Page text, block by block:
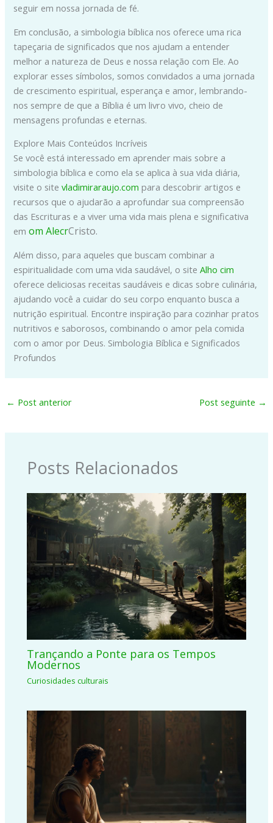
seguir em nossa jornada de fé.
Em conclusão, a simbologia bíblica nos oferece uma rica
tapeçaria de significados que nos ajudam a entender
melhor a natureza de Deus e nossa relação com Ele. Ao
explorar esses símbolos, somos convidados a uma jornada
de crescimento espiritual, esperança e amor, lembrando-
nos sempre de que a Bíblia é um livro vivo, cheio de
mensagens profundas e eternas.
Explore Mais Conteúdos Incríveis
Se você está interessado em aprender mais sobre a
simbologia bíblica e como ela se aplica à sua vida diária,
visite o sitevladimiraraujo.com para descobrir artigos e
recursos que o ajudarão a aprofundar sua compreensão
das Escrituras e a viver uma vida mais plena e significativa
emom AlecrCristo.
Além disso, para aqueles que buscam combinar a
espiritualidade com uma vida saudável, o siteAlho cim
oferece deliciosas receitas saudáveis e dicas sobre culinária,
ajudando você a cuidar do seu corpo enquanto busca a
nutrição espiritual. Encontre inspiração para cozinhar pratos
nutritivos e saborosos, combinando o amor pela comida
com o amor por Deus. Simbologia Bíblica e Significados
Profundos
← Post anterior Post seguinte →
Posts Relacionados
Trançando a Ponte para os Tempos
Modernos
Curiosidades culturais